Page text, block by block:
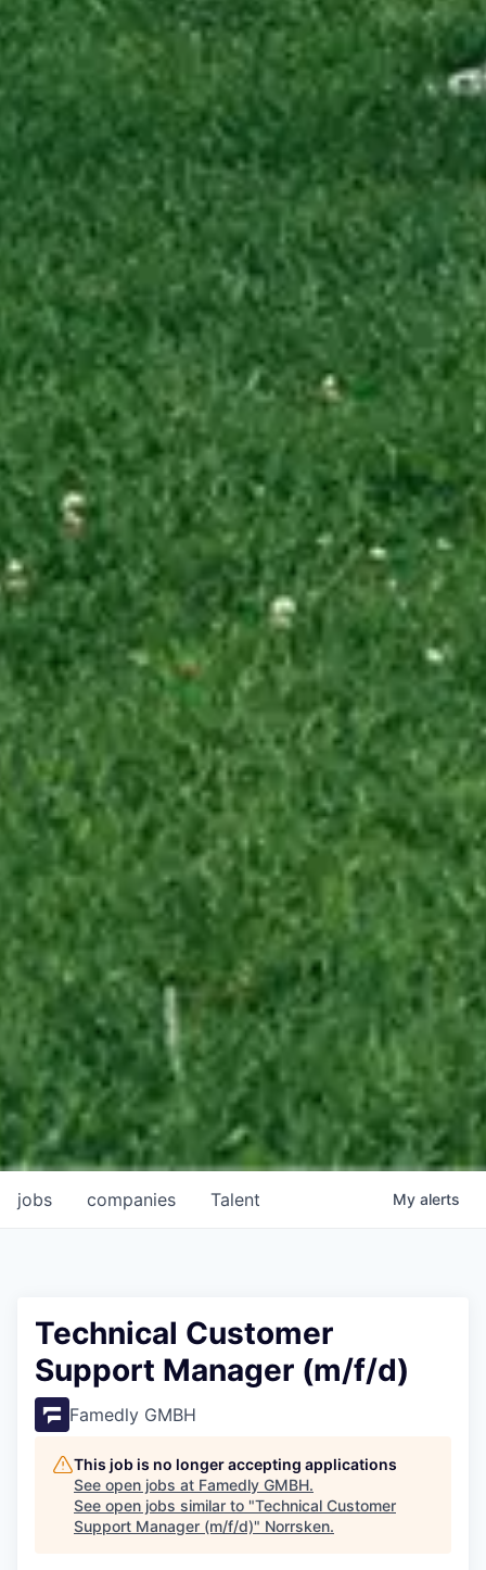
jobs companies Talent My alerts
Technical Customer
Support Manager (m/f/d)
Famedly GMBH
This job is no longer accepting applications
See open jobs at Famedly GMBH.
See open jobs similar to "Technical Customer
Support Manager (m/f/d)" Norrsken.